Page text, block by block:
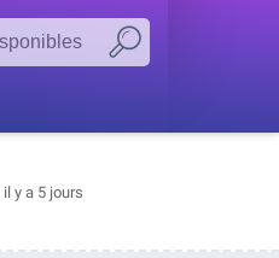
il y a 5 jours